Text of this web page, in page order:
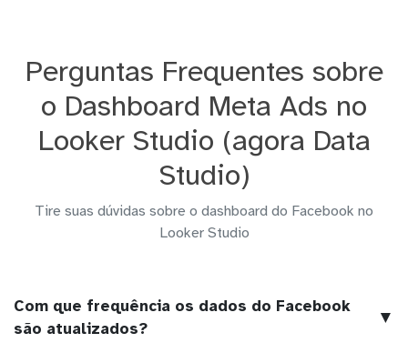
Perguntas Frequentes sobre
o Dashboard Meta Ads no
Looker Studio (agora Data
Studio)
Tire suas dúvidas sobre o dashboard do Facebook no
Looker Studio
Com que frequência os dados do Facebook
são atualizados?
▼